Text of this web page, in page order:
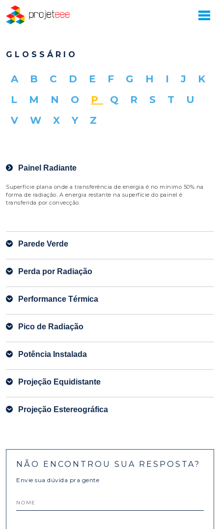
GLOSSÁRIO
A B C D E F G H I J
K
L
M N O P Q R S T
U
V
W X Y Z
Painel Radiante
Superfície plana onde a transferência de energia é no mínimo 50% na
forma de radiação. A energia restante na superfície do painel é
transferida por convecção.
Parede Verde
Perda por Radiação
Performance Térmica
Pico de Radiação
Potência Instalada
Projeção Equidistante
Projeção Estereográfica
NÃO ENCONTROU SUA RESPOSTA?
Envie sua dúvida pra gente
NOME